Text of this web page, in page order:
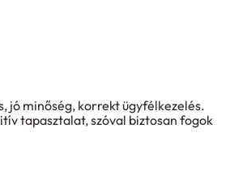
tapasztalat, szóval biztosan fogok